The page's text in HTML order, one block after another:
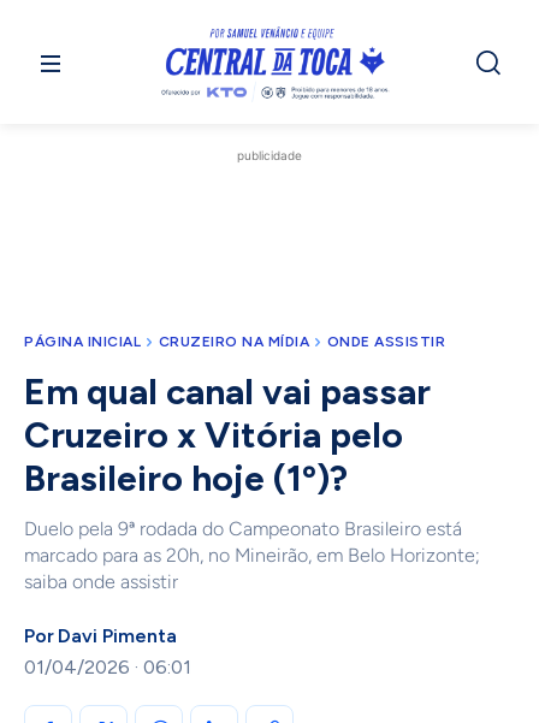
publicidade
PÁGINA INICIAL CRUZEIRO NA MÍDIA ONDE ASSISTIR
Em qual canal vai passar
Cruzeiro x Vitória pelo
Brasileiro hoje (1º)?
Duelo pela 9ª rodada do Campeonato Brasileiro está
marcado para as 20h, no Mineirão, em Belo Horizonte;
saiba onde assistir
Por Davi Pimenta
01/04/2026 · 06:01